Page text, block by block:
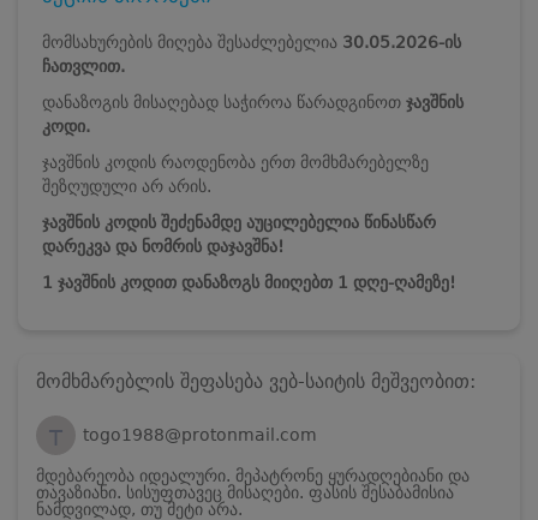
მომსახურების მიღება შესაძლებელია 30.05.2026-ის
ჩათვლით.
დანაზოგის მისაღებად საჭიროა წარადგინოთ ჯავშნის
კოდი.
ჯავშნის კოდის რაოდენობა ერთ მომხმარებელზე
შეზღუდული არ არის.
ჯავშნის კოდის შეძენამდე აუცილებელია წინასწარ
დარეკვა და ნომრის დაჯავშნა!
1 ჯავშნის კოდით დანაზოგს მიიღებთ 1 დღე-ღამეზე!
მომხმარებლის შეფასება ვებ-საიტის მეშვეობით:
T togo1988@protonmail.com
მდებარეობა იდეალური. მეპატრონე ყურადღებიანი და
თავაზიანი. სისუფთავეც მისაღები. ფასის შესაბამისია
ნამდვილად, თუ მეტი არა.